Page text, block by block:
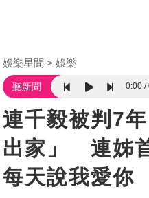
娛樂星聞 娛樂
聽新聞 0:00
連千毅被判7
出家」 連姊
每天說我愛你